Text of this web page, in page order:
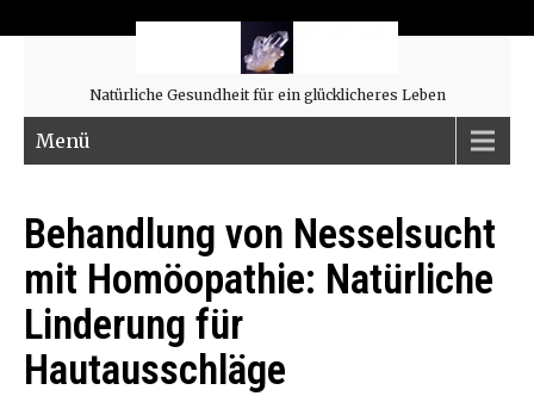
Natürliche Gesundheit für ein glücklicheres Leben
Menü
Behandlung von Nesselsucht
mit Homöopathie: Natürliche
Linderung für
Hautausschläge